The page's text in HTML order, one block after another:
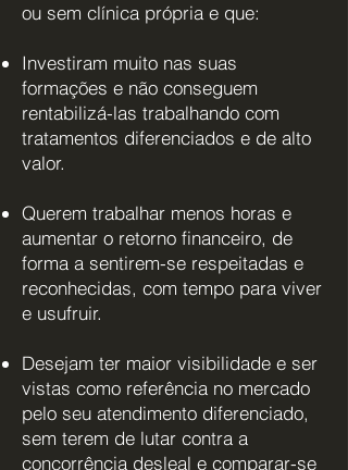
ou sem clínica própria e que:
Investiram muito nas suas
formações e não conseguem
rentabilizá-las trabalhando com
tratamentos diferenciados e de alto
valor.
Querem trabalhar menos horas e
aumentar o retorno financeiro, de
forma a sentirem-se respeitadas e
reconhecidas, com tempo para viver
e usufruir.
Desejam ter maior visibilidade e ser
vistas como referência no mercado
pelo seu atendimento diferenciado,
sem terem de lutar contra a
concorrência desleal e comparar-se